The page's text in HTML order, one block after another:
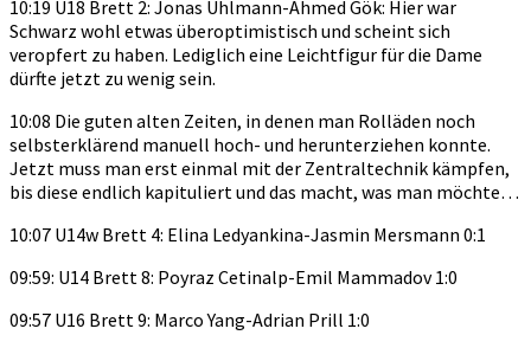
10:19 U18 Brett 2: Jonas Uhlmann-Ahmed Gök: Hier war
Schwarz wohl etwas überoptimistisch und scheint sich
veropfert zu haben. Lediglich eine Leichtfigur für die Dame
dürfte jetzt zu wenig sein.
10:08 Die guten alten Zeiten, in denen man Rolläden noch
selbsterklärend manuell hoch- und herunterziehen konnte.
Jetzt muss man erst einmal mit der Zentraltechnik kämpfen,
bis diese endlich kapituliert und das macht, was man möchte…
10:07 U14w Brett 4: Elina Ledyankina-Jasmin Mersmann 0:1
09:59: U14 Brett 8: Poyraz Cetinalp-Emil Mammadov 1:0
09:57 U16 Brett 9: Marco Yang-Adrian Prill 1:0